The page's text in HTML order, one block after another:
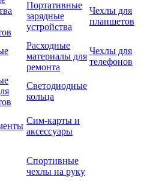
Портативные
зарядные
устройства
Чехлы для
планшетов
Расходные
материалы для
ремонта
Чехлы для
телефонов
Светодиодные
кольца
Сим-карты и
аксессуары
Спортивные
чехлы на руку